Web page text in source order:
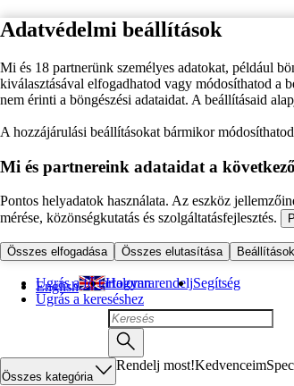
Adatvédelmi beállítások
Mi és 18 partnerünk személyes adatokat, például
kiválasztásával elfogadhatod vagy módosíthatod a
nem érinti a böngészési adataidat. A beállításaid
A hozzájárulási beállításokat bármikor
Mi és partnereink adataidat a
Pontos helyadatok használata. Az eszköz
mérése, közönségkutatás és szolgáltatásfejlesztés.
Összes elfogadása Összes elutasítása Beállítások
Ugrás a fő tartalomra
Ugrás a kereséshez
English Hogyan rendeljSegítség
Összes kategória
Rendelj most!Kedvenceim